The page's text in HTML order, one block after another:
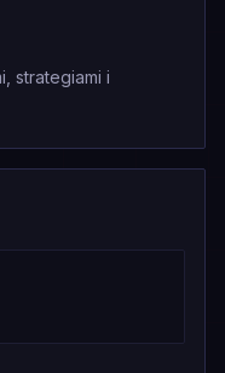
strategiami i